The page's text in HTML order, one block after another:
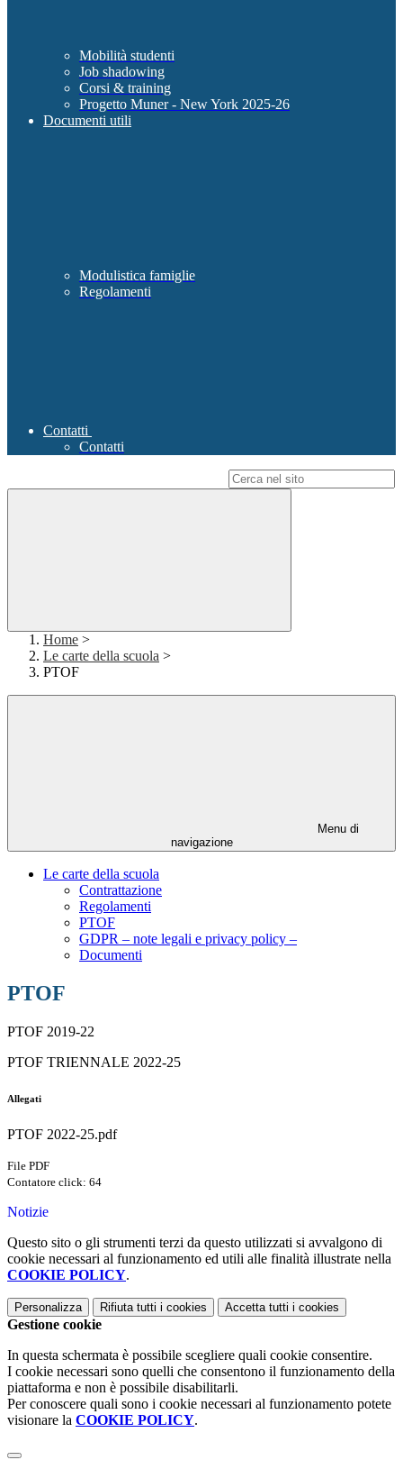
Mobilità studenti
Job shadowing
Corsi & training
Progetto Muner - New York 2025-26
Documenti utili
Modulistica famiglie
Regolamenti
Contatti
Contatti
Home >
Le carte della scuola >
PTOF
Menu di
navigazione
Le carte della scuola
Contrattazione
Regolamenti
PTOF
GDPR – note legali e privacy policy –
Documenti
PTOF
PTOF 2019-22
PTOF TRIENNALE 2022-25
Allegati
PTOF 2022-25.pdf
File PDF
Contatore click: 64
Notizie
Questo sito o gli strumenti terzi da questo utilizzati si avvalgono di
cookie necessari al funzionamento ed utili alle finalità illustrate nella
COOKIE POLICY.
Personalizza Rifiuta tutti i cookies Accetta tutti i cookies
Gestione cookie
In questa schermata è possibile scegliere quali cookie consentire.
I cookie necessari sono quelli che consentono il funzionamento della
piattaforma e non è possibile disabilitarli.
Per conoscere quali sono i cookie necessari al funzionamento potete
visionare la COOKIE POLICY.